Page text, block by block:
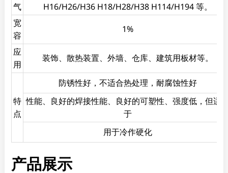
气
H16/H26/H36 H18/H28/H38 H114/H194 等。
宽
容
1%
应
用
装饰、散热装置、外墙、仓库、建筑用板材等。
特
点
防锈性好，不适合热处理，耐腐蚀性好
性能、良好的焊接性能、良好的可塑性、强度低，但适
于
用于冷作硬化
产品展示